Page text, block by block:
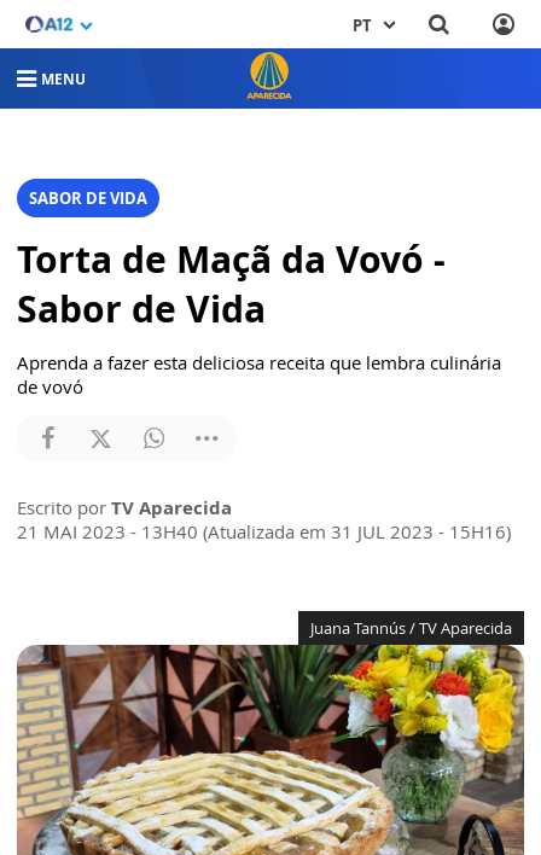
PT
MENU
SABOR DE VIDA
Torta de Maçã da Vovó -
Sabor de Vida
Aprenda a fazer esta deliciosa receita que lembra culinária
de vovó
Escrito por TV Aparecida
21 MAI 2023 - 13H40 (Atualizada em 31 JUL 2023 - 15H16)
Juana Tannús / TV Aparecida